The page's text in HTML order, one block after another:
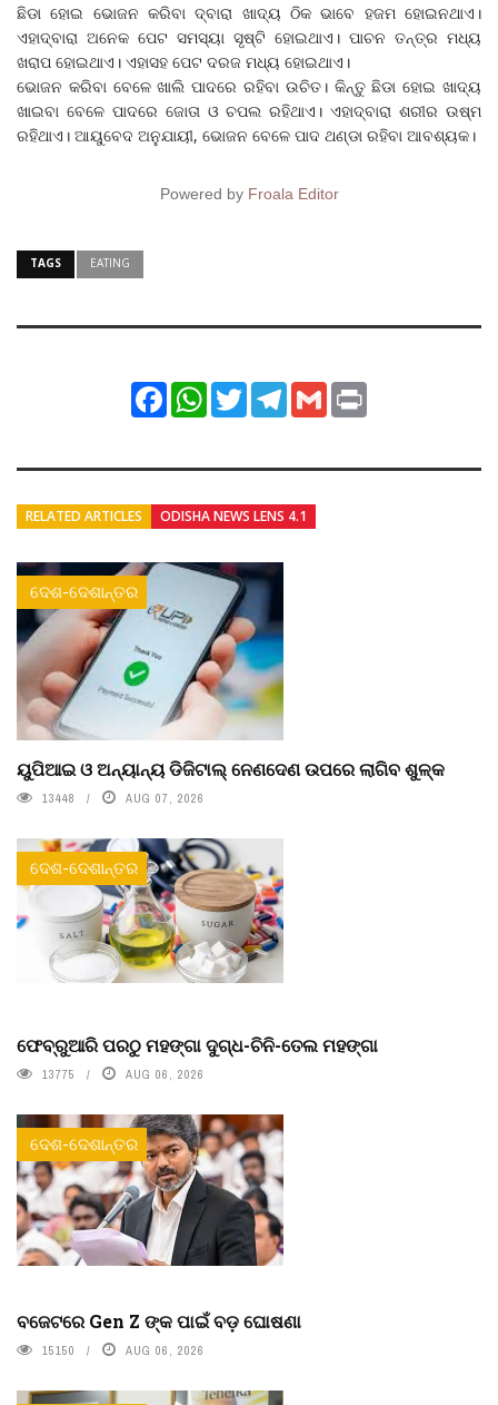
ଛିଡା ହୋଇ ଭୋଜନ କରିବା ଦ୍ବାରା ଖାଦ୍ୟ ଠିକ ଭାବେ ହଜମ ହୋଇନଥାଏ।
ଏହାଦ୍ବାରା ଅନେକ ପେଟ ସମସ୍ୟା ସୃଷ୍ଟି ହୋଇଥାଏ। ପାଚନ ତନ୍ତ୍ର ମଧ୍ୟ
ଖରାପ ହୋଇଥାଏ। ଏହାସହ ପେଟ ଦରଜ ମଧ୍ୟ ହୋଇଥାଏ।
ଭୋଜନ କରିବା ବେଳେ ଖାଲି ପାଦରେ ରହିବା ଉଚିତ। କିନ୍ତୁ ଛିଡା ହୋଇ ଖାଦ୍ୟ
ଖାଇବା ବେଳେ ପାଦରେ ଜୋତା ଓ ଚପଲ ରହିଥାଏ। ଏହାଦ୍ବାରା ଶରୀର ଉଷ୍ମ
ରହିଥାଏ। ଆୟୁବେଦ ଅନୁଯାୟୀ, ଭୋଜନ ବେଳେ ପାଦ ଥଣ୍ଡା ରହିବା ଆବଶ୍ୟକ।
Powered by Froala Editor
TAGS EATING
FacebookWhatsApp
TwitterTelegram
Gmail
RELATED ARTICLES ODISHA NEWS LENS 4.1
ଦେଶ-ଦେଶାନ୍ତର
ୟୁପିଆଇ ଓ ଅନ୍ୟାନ୍ୟ ଡିଜିଟାଲ୍ ନେଣଦେଣ ଉପରେ ଲାଗିବ ଶୁଳ୍କ
13448 AUG 07, 2026
ଦେଶ-ଦେଶାନ୍ତର
ଫେବ୍ରୁଆରି ପରଠୁ ମହଙ୍ଗା ଦୁଗ୍ଧ-ଚିନି-ତେଲ ମହଙ୍ଗା
13775 AUG 06, 2026
ଦେଶ-ଦେଶାନ୍ତର
ବଜେଟରେ Gen Z ଙ୍କ ପାଇଁ ବଡ଼ ଘୋଷଣା
15150 AUG 06, 2026